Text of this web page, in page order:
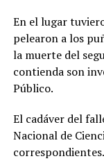
En el lugar
pelearon a los
la muerte del
contienda son
Público.
El cadáver del
Nacional de
correspondientes.